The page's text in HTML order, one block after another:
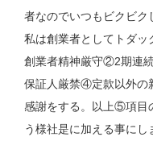
者なのでいつもビクビク
私は創業者としてトダ
創業者精神厳守②2期連
保証人厳禁④定款以外の
感謝をする。以上⑤項目
う様社是に加える事にし